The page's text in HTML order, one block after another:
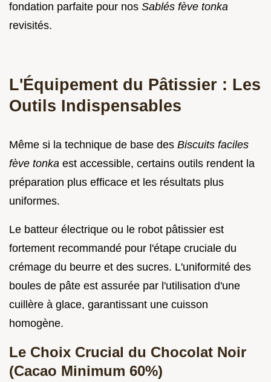
fondation parfaite pour nos Sablés fève tonka
revisités.
L'Équipement du Pâtissier : Les
Outils Indispensables
Même si la technique de base des Biscuits faciles
fève tonka est accessible, certains outils rendent la
préparation plus efficace et les résultats plus
uniformes.
Le batteur électrique ou le robot pâtissier est
fortement recommandé pour l'étape cruciale du
crémage du beurre et des sucres. L'uniformité des
boules de pâte est assurée par l'utilisation d'une
cuillère à glace, garantissant une cuisson
homogène.
Le Choix Crucial du Chocolat Noir
(Cacao Minimum 60%)